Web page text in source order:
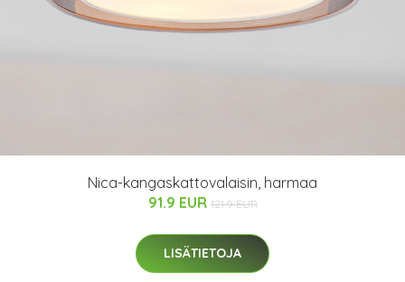
Nica-kangaskattovalaisin, harmaa
91.9 EUR 121.9 EUR
LISÄTIETOJA